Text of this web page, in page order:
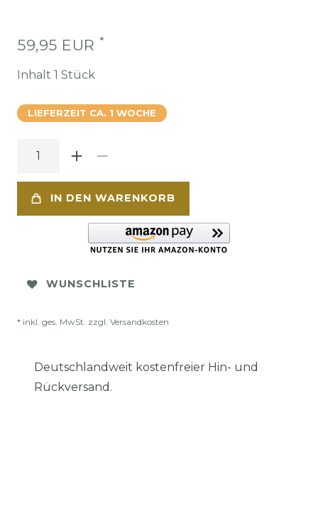
59,95 EUR *
Inhalt 1 Stück
LIEFERZEIT CA. 1 WOCHE
IN DEN WARENKORB
WUNSCHLISTE
* inkl. ges. MwSt. zzgl. Versandkosten
Deutschlandweit kostenfreier Hin- und
Rückversand.